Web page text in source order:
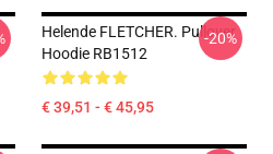
Helende FLETCHER. Pullover
Hoodie RB1512
€ 39,51 - € 45,95
-20%